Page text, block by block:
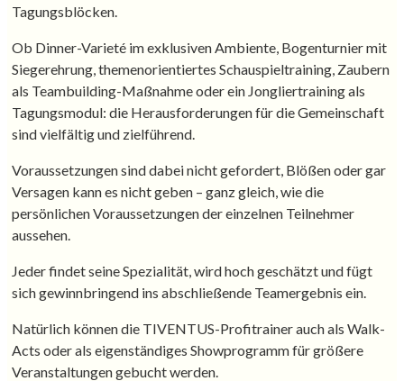
Tagungsblöcken.
Ob Dinner-Varieté im exklusiven Ambiente, Bogenturnier mit
Siegerehrung, themenorientiertes Schauspieltraining, Zaubern
als Teambuilding-Maßnahme oder ein Jongliertraining als
Tagungsmodul: die Herausforderungen für die Gemeinschaft
sind vielfältig und zielführend.
Voraussetzungen sind dabei nicht gefordert, Blößen oder gar
Versagen kann es nicht geben – ganz gleich, wie die
persönlichen Voraussetzungen der einzelnen Teilnehmer
aussehen.
Jeder findet seine Spezialität, wird hoch geschätzt und fügt
sich gewinnbringend ins abschließende Teamergebnis ein.
Natürlich können die TIVENTUS-Profitrainer auch als Walk-
Acts oder als eigenständiges Showprogramm für größere
Veranstaltungen gebucht werden.